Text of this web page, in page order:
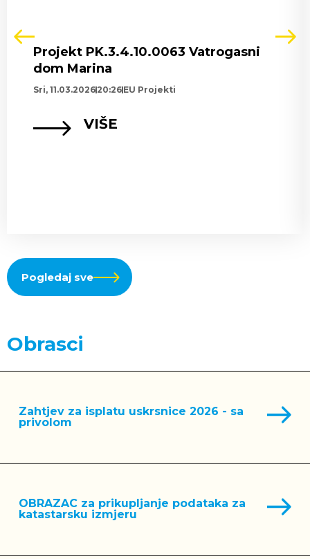
Projekt PK.3.4.10.0063 Vatrogasni
dom Marina
Sri, 11.03.2026 20:26 EU Projekti
VIŠE
Pogledaj sve
Obrasci
Zahtjev za isplatu uskrsnice 2026 - sa
privolom
OBRAZAC za prikupljanje podataka za
katastarsku izmjeru